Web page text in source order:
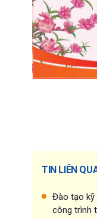
TIN LIÊN
Đào tạo kỹ
công trình